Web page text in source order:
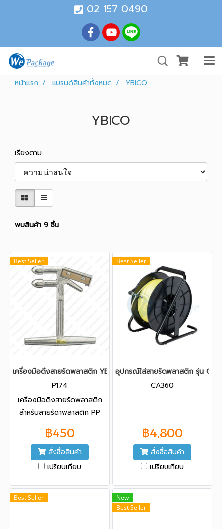
02 157 0490
หน้าแรก แบรนด์สินค้าทั้งหมด YBICO
YBICO
เรียงตาม
พบสินค้า 9 ชิ้น
Best Seller
เครื่องมือดึงสายรัดพลาสติก YBICO รุ่น P174
P174
เครื่องมือดึงสายรัดพลาสติก
สำหรับสายรัดาพลาสติก PP
฿450
สั่งซื้อสินค้า
เปรียบเทียบ
Best Seller
อุปกรณ์ใส่สายรัดพลาสติก รุ่น
CA360
฿4,800
สั่งซื้อสินค้า
เปรียบเทียบ
Best Seller
New
Best Seller